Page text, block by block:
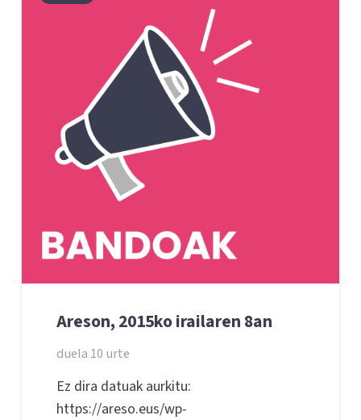
Areson, 2015ko irailaren 8an
duela 10 urte
Ez dira datuak aurkitu:
https://areso.eus/wp-